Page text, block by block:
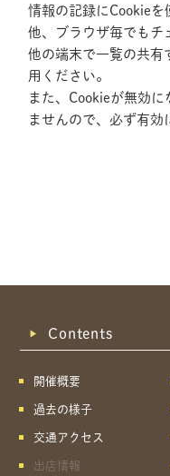
情報の記録にCookie
他、ブラウザ毎でもチ
他の端末で一覧の共有
用ください。
また、Cookieが無効
ませんので、必ず有効
Contents
開催概要
過去の様子
交通アクセス
出店情報